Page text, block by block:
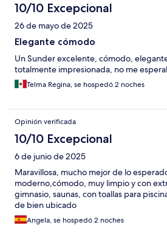
10/10 Excepcional
26 de mayo de 2025
Elegante cómodo
Un Sunder excelente, cómodo,
totalmente impresionada, no me
Telma Regina, se hospedó 2 noches
Opinión verificada
10/10 Excepcional
6 de junio de 2025
Maravillosa, mucho mejor de lo
moderno,cómodo, muy limpio y con
gimnasio, saunas, con toallas para
de bien ubicado
Angela, se hospedó 2 noches